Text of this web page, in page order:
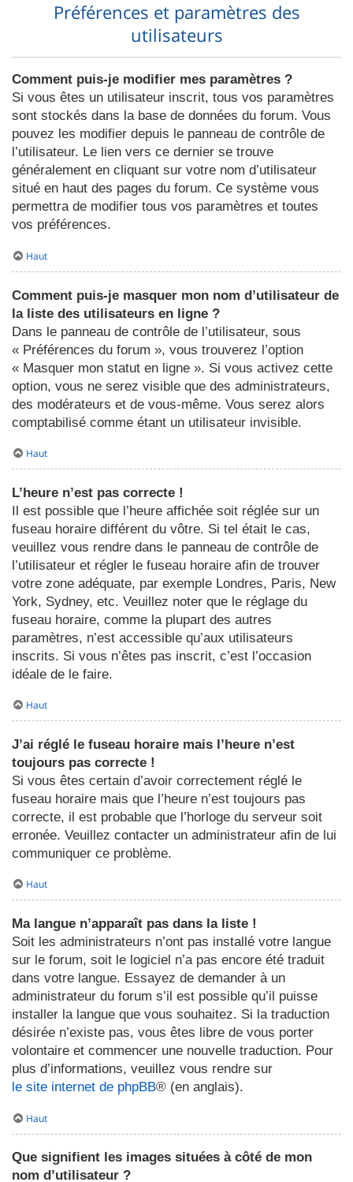
Préférences et paramètres des
utilisateurs
Comment puis-je modifier mes paramètres ?
Si vous êtes un utilisateur inscrit, tous vos paramètres
sont stockés dans la base de données du forum. Vous
pouvez les modifier depuis le panneau de contrôle de
l’utilisateur. Le lien vers ce dernier se trouve
généralement en cliquant sur votre nom d’utilisateur
situé en haut des pages du forum. Ce système vous
permettra de modifier tous vos paramètres et toutes
vos préférences.
Haut
Comment puis-je masquer mon nom d’utilisateur de
la liste des utilisateurs en ligne ?
Dans le panneau de contrôle de l’utilisateur, sous
« Préférences du forum », vous trouverez l’option
« Masquer mon statut en ligne ». Si vous activez cette
option, vous ne serez visible que des administrateurs,
des modérateurs et de vous-même. Vous serez alors
comptabilisé comme étant un utilisateur invisible.
Haut
L’heure n’est pas correcte !
Il est possible que l’heure affichée soit réglée sur un
fuseau horaire différent du vôtre. Si tel était le cas,
veuillez vous rendre dans le panneau de contrôle de
l’utilisateur et régler le fuseau horaire afin de trouver
votre zone adéquate, par exemple Londres, Paris, New
York, Sydney, etc. Veuillez noter que le réglage du
fuseau horaire, comme la plupart des autres
paramètres, n’est accessible qu’aux utilisateurs
inscrits. Si vous n’êtes pas inscrit, c’est l’occasion
idéale de le faire.
Haut
J’ai réglé le fuseau horaire mais l’heure n’est
toujours pas correcte !
Si vous êtes certain d’avoir correctement réglé le
fuseau horaire mais que l’heure n’est toujours pas
correcte, il est probable que l’horloge du serveur soit
erronée. Veuillez contacter un administrateur afin de lui
communiquer ce problème.
Haut
Ma langue n’apparaît pas dans la liste !
Soit les administrateurs n’ont pas installé votre langue
sur le forum, soit le logiciel n’a pas encore été traduit
dans votre langue. Essayez de demander à un
administrateur du forum s’il est possible qu’il puisse
installer la langue que vous souhaitez. Si la traduction
désirée n’existe pas, vous êtes libre de vous porter
volontaire et commencer une nouvelle traduction. Pour
plus d’informations, veuillez vous rendre sur
le site internet de phpBB® (en anglais).
Haut
Que signifient les images situées à côté de mon
nom d’utilisateur ?